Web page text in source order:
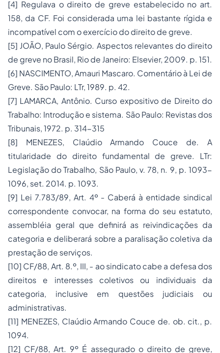
[4] Regulava o direito de greve estabelecido no art.
158, da CF. Foi considerada uma lei bastante rígida e
incompatível com o exercício do direito de greve.
[5] JOÃO, Paulo Sérgio. Aspectos relevantes do direito
de greve no Brasil, Rio de Janeiro: Elsevier, 2009. p. 151.
[6] NASCIMENTO, Amauri Mascaro. Comentário à Lei de
Greve. São Paulo: LTr, 1989. p. 42.
[7] LAMARCA, Antônio. Curso expositivo de Direito do
Trabalho: Introdução e sistema. São Paulo: Revistas dos
Tribunais, 1972. p. 314-315
[8] MENEZES, Claúdio Armando Couce de. A
titularidade do direito fundamental de greve. LTr:
Legislação do Trabalho, São Paulo, v. 78, n. 9, p. 1093-
1096, set. 2014. p. 1093.
[9] Lei 7.783/89, Art. 4º - Caberá à entidade sindical
correspondente convocar, na forma do seu estatuto,
assembléia geral que definirá as reivindicações da
categoria e deliberará sobre a paralisação coletiva da
prestação de serviços.
[10] CF/88, Art. 8.º, III, - ao sindicato cabe a defesa dos
direitos e interesses coletivos ou individuais da
categoria, inclusive em questões judiciais ou
administrativas.
[11] MENEZES, Claúdio Armando Couce de. ob. cit., p.
1094.
[12] CF/88, Art. 9º É assegurado o direito de greve,